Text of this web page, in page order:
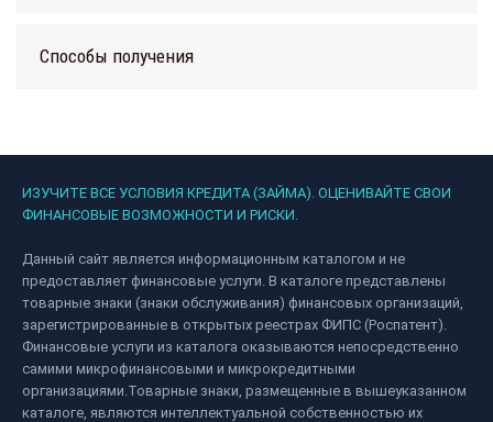
Способы получения
ИЗУЧИТЕ ВСЕ УСЛОВИЯ КРЕДИТА (ЗАЙМА). ОЦЕНИВАЙТЕ СВОИ
ФИНАНСОВЫЕ ВОЗМОЖНОСТИ И РИСКИ.
Данный сайт является информационным каталогом и не
предоставляет финансовые услуги. В каталоге представлены
товарные знаки (знаки обслуживания) финансовых организаций,
зарегистрированные в открытых реестрах ФИПС (Роспатент).
Финансовые услуги из каталога оказываются непосредственно
самими микрофинансовыми и микрокредитными
организациями.Товарные знаки, размещенные в вышеуказанном
каталоге, являются интеллектуальной собственностью их